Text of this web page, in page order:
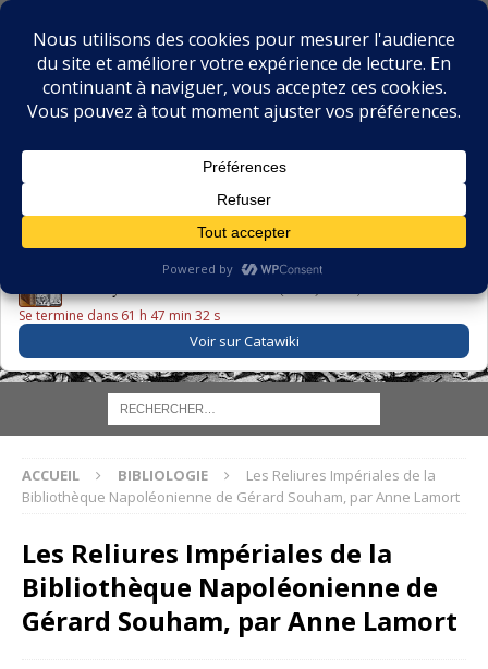
BIBLIOPHILIE.COM
LE BLOG DU BIBLIOPHILE, DES BIBLIOPHILES, DE LA
LE LIVRE DU JOUR
Se termine dans 61 h 47 min 31 s
Voir sur Catawiki
ACCUEIL BIBLIOLOGIE
Les Reliures Impériales de la
Bibliothèque Napoléonienne de Gérard Souham, par Anne Lamort
Les Reliures Impériales de la
Bibliothèque Napoléonienne de
Gérard Souham, par Anne Lamort